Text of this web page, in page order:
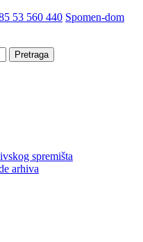
53 560 440 Spomen-dom
Pretraga
spremišta
arhiva